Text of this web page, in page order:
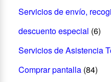
Servicios de envío,
descuento especial (6)
Servicios de Asistencia
Comprar pantalla (84)